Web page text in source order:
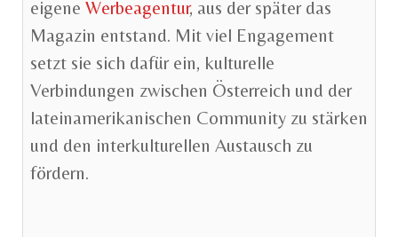
eigene Werbeagentur, aus der später das
Magazin entstand. Mit viel Engagement
setzt sie sich dafür ein, kulturelle
Verbindungen zwischen Österreich und der
lateinamerikanischen Community zu stärken
und den interkulturellen Austausch zu
fördern.